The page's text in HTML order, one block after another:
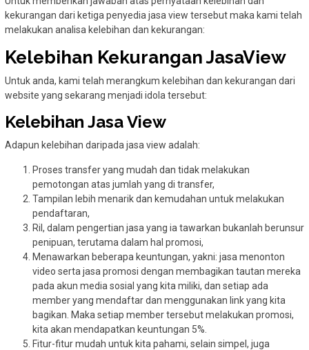
kekurangan dari ketiga penyedia jasa view tersebut maka kami telah
melakukan analisa kelebihan dan kekurangan:
Kelebihan Kekurangan JasaView
Untuk anda, kami telah merangkum kelebihan dan kekurangan dari
website yang sekarang menjadi idola tersebut:
Kelebihan Jasa View
Adapun kelebihan daripada jasa view adalah:
Proses transfer yang mudah dan tidak melakukan
pemotongan atas jumlah yang di transfer,
Tampilan lebih menarik dan kemudahan untuk melakukan
pendaftaran,
Ril, dalam pengertian jasa yang ia tawarkan bukanlah berunsur
penipuan, terutama dalam hal promosi,
Menawarkan beberapa keuntungan, yakni: jasa menonton
video serta jasa promosi dengan membagikan tautan mereka
pada akun media sosial yang kita miliki, dan setiap ada
member yang mendaftar dan menggunakan link yang kita
bagikan. Maka setiap member tersebut melakukan promosi,
kita akan mendapatkan keuntungan 5%.
Fitur-fitur mudah untuk kita pahami, selain simpel, juga